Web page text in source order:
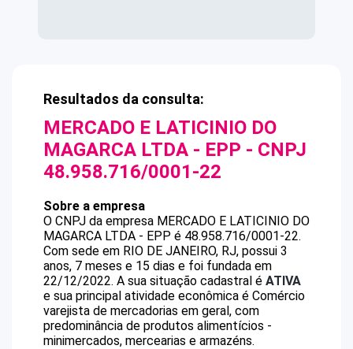
Resultados da consulta:
MERCADO E LATICINIO DO
MAGARCA LTDA - EPP - CNPJ
48.958.716/0001-22
Sobre a empresa
O CNPJ da empresa MERCADO E LATICINIO DO
MAGARCA LTDA - EPP é 48.958.716/0001-22.
Com sede em RIO DE JANEIRO, RJ, possui 3
anos, 7 meses e 15 dias e foi fundada em
22/12/2022. A sua situação cadastral é ATIVA
e sua principal atividade econômica é Comércio
varejista de mercadorias em geral, com
predominância de produtos alimentícios -
minimercados, mercearias e armazéns.